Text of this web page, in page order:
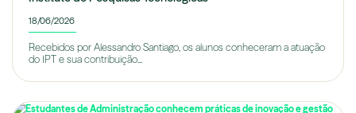
18/06/2026
Recebidos por Alessandro Santiago, os alunos conheceram a atuação
do IPT e sua contribuição...